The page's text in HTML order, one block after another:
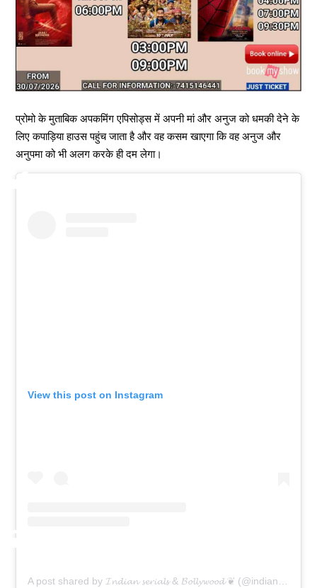
प्रोमो के मुताबिक अपकमिंग एपिसोड्स में अपनी मां और अनुज को धमकी देने के
लिए कपाड़िया हाउस पहुंच जाता है और वह कसम खाएगा कि वह अनुज और
अनुपमा को भी अलग करके ही दम लेगा।
View this post on Instagram
A post shared by 𝓘𝓷𝓭𝓲𝓪𝓷 𝓼𝓮𝓻𝓲𝓪𝓵𝓼 & 𝓑𝓸𝓵𝓵𝔂𝔀𝓸𝓸𝓭 ❦ (@indianserial18)